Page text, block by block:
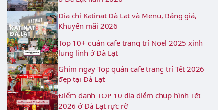
Địa chỉ Katinat Đà Lạt và Menu, Bảng giá,
Khuyến mãi 2026
Top 10+ quán cafe trang trí Noel 2025 xinh
lung linh ở Đà Lạt
Ghim ngay Top quán cafe trang trí Tết 2026
đẹp tại Đà Lạt
Điểm danh TOP 10 địa điểm chụp hình Tết
2026 ở Đà Lạt rực rỡ